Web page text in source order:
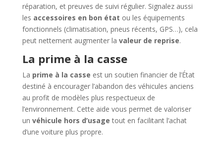
réparation, et preuves de suivi régulier. Signalez aussi
les accessoires en bon état ou les équipements
fonctionnels (climatisation, pneus récents, GPS…), cela
peut nettement augmenter la valeur de reprise.
La prime à la casse
La prime à la casse est un soutien financier de l’État
destiné à encourager l’abandon des véhicules anciens
au profit de modèles plus respectueux de
l’environnement. Cette aide vous permet de valoriser
un véhicule hors d’usage tout en facilitant l’achat
d’une voiture plus propre.